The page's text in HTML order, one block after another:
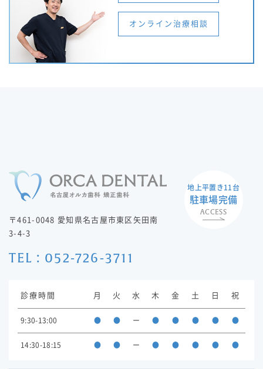
オンライン治療相談
〒461-0048 愛知県名古屋市東区矢田南
3-4-3
TEL : 052-726-3711
地上平置き11台
駐車場完備
ACCESS
診療時間 月 火 水 木 金 土 日 祝
9:30-13:00 ● ● ー ● ● ● ● ●
14:30-18:15 ● ● ー ● ● ● ● ●